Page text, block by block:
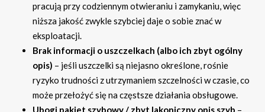
pracują przy codziennym otwieraniu i zamykaniu, więc
niższa jakość zwykle szybciej daje o sobie znać w
eksploatacji.
Brak informacji o uszczelkach (albo ich zbyt ogólny
opis) – jeśli uszczelki są niejasno określone, rośnie
ryzyko trudności z utrzymaniem szczelności w czasie, co
może przełożyć się na częstsze działania obsługowe.